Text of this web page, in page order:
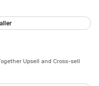
Upsell and Cross-sell